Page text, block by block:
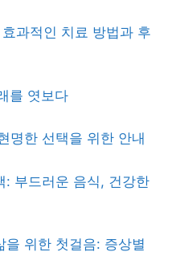
과적인 치료 방법과 후
를 엿보다
명한 선택을 위한 안내
: 부드러운 음식, 건강한
을 위한 첫걸음: 증상별